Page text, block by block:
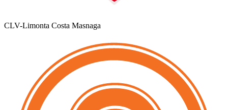
CLV-Limonta Costa Masnaga